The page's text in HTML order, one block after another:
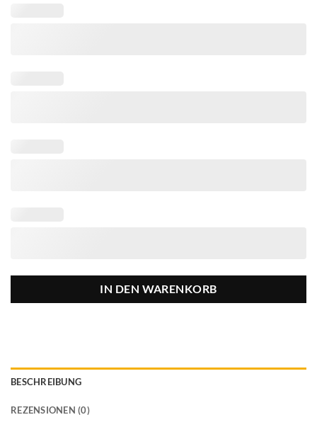
IN DEN WARENKORB
BESCHREIBUNG
REZENSIONEN (0)